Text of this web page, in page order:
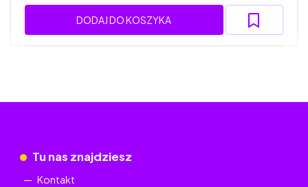
DODAJ DO KOSZYKA
Tu nas znajdziesz
Kontakt